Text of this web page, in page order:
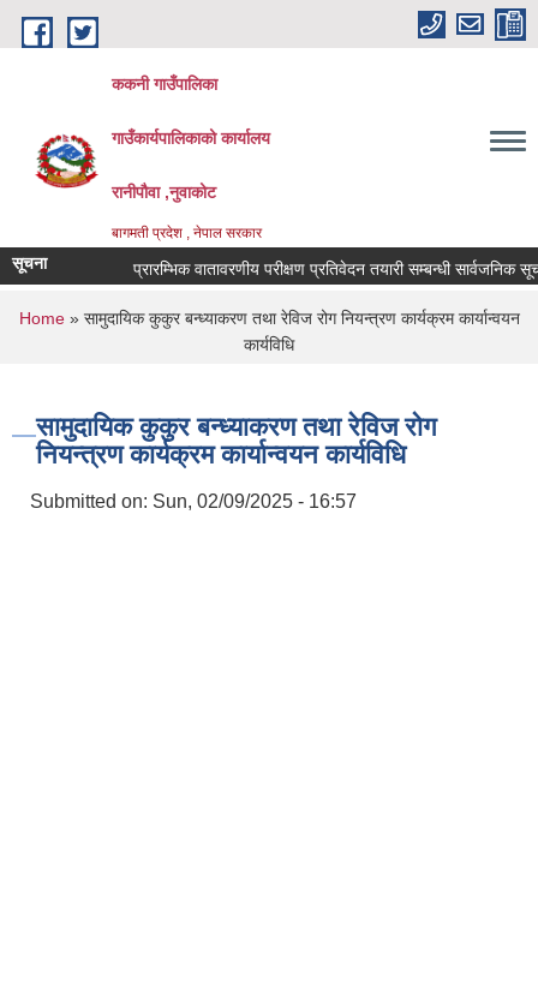
Skip to main content
ककनी गाउँपालिका
गाउँकार्यपालिकाको कार्यालय
रानीपौवा ,नुवाकोट
बागमती प्रदेश , नेपाल सरकार
सूचना प्रारम्भिक वातावरणीय परीक्षण प्रतिवेदन तयारी सम्बन्धी सार्वजनिक सूचना !
You are here
Home» सामुदायिक कुकुर बन्ध्याकरण तथा रेविज रोग नियन्त्रण कार्यक्रम कार्यान्वयन
कार्यविधि
सामुदायिक कुकुर बन्ध्याकरण तथा रेविज रोग
नियन्त्रण कार्यक्रम कार्यान्वयन कार्यविधि
Submitted on: Sun, 02/09/2025 - 16:57